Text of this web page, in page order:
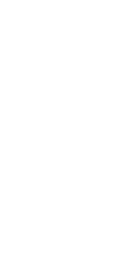
शेड्यूल किया जा सके.